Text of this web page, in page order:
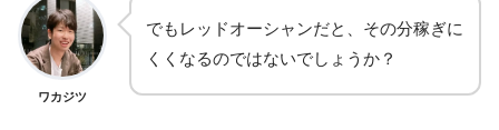
ワカジツ
でもレッドオーシャンだと、その分稼ぎに
くくなるのではないでしょうか？